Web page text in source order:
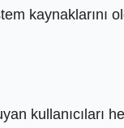
kullanıcıları